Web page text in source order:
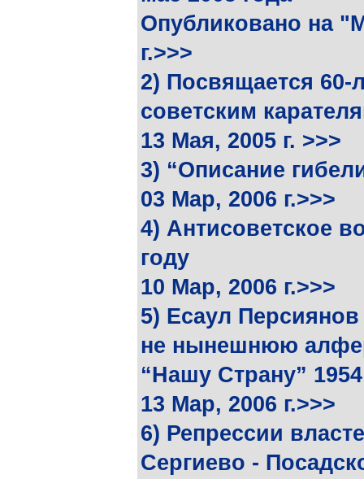
Опубликовано на
г.>>>
2) Посвящается 60-
советским
13 Мая, 2005 г. >>>
3) “Описание
03 Мар, 2006 г.>>>
4) Антисоветское
году
10 Мар, 2006 г.>>>
5) Есаул
не нынешнюю
“Нашу Страну” 1954
13 Мар, 2006 г.>>>
6) Репрессии
Сергиево -